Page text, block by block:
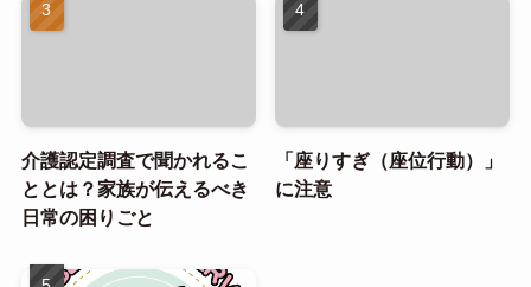
介護認定調査で聞かれるこ
ととは？家族が伝えるべき
日常の困りごと
「座りすぎ（座位行動）」
に注意